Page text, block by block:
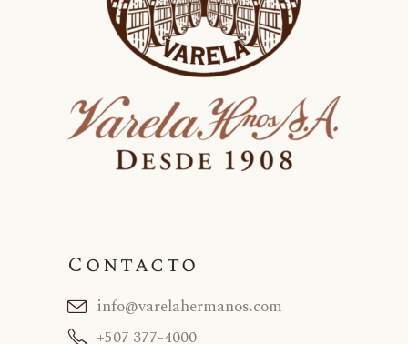
Contacto
info@varelahermanos.com
+507 377-4000